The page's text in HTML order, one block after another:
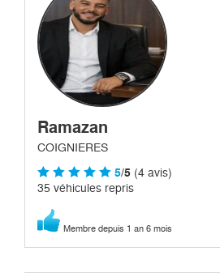
Ramazan
COIGNIERES
5/5 (4 avis)
35 véhicules repris
Membre depuis 1 an 6 mois